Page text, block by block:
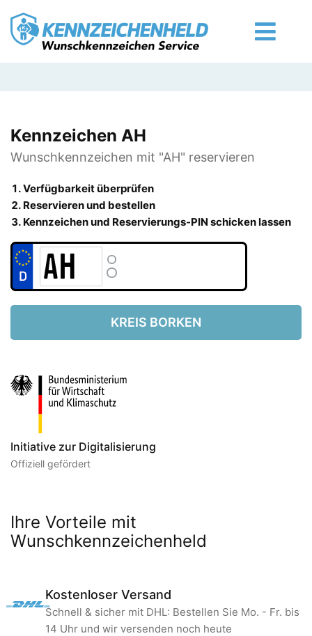
Kennzeichen AH
Wunschkennzeichen mit "AH" reservieren
Verfügbarkeit überprüfen
Reservieren und bestellen
Kennzeichen und Reservierungs-PIN schicken lassen
KREIS BORKEN
Initiative zur Digitalisierung
Offiziell gefördert
Ihre Vorteile mit
Wunschkennzeichenheld
Kostenloser Versand
Schnell & sicher mit DHL: Bestellen Sie Mo. - Fr. bis
14 Uhr und wir versenden noch heute